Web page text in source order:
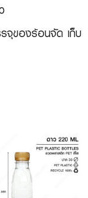
รจุของร้อนจัด เก็บ